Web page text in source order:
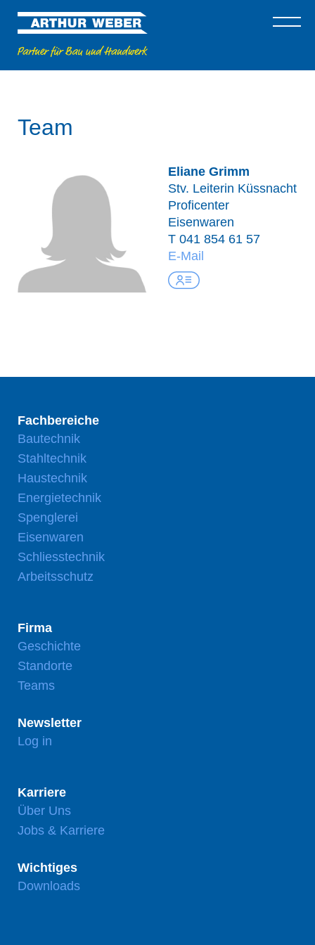
Team
Eliane Grimm
Stv. Leiterin Küssnacht
Proficenter
Eisenwaren
T 041 854 61 57
E-Mail
Fachbereiche
Bautechnik
Stahltechnik
Haustechnik
Energietechnik
Spenglerei
Eisenwaren
Schliesstechnik
Arbeitsschutz
Firma
Geschichte
Standorte
Teams
Newsletter
Log in
Karriere
Über Uns
Jobs & Karriere
Wichtiges
Downloads